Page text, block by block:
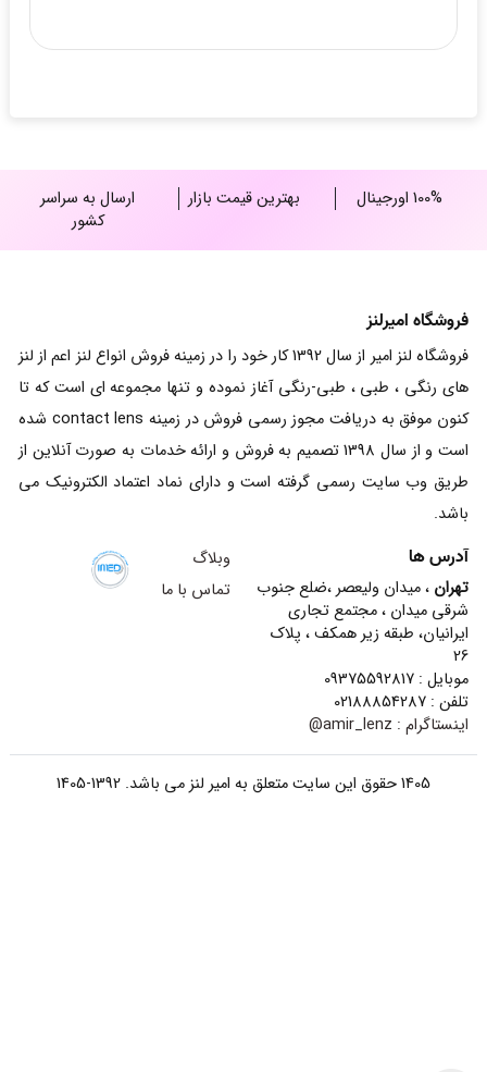
100% اورجینال بهترین قیمت بازار
ارسال به سراسر
کشور
فروشگاه امیرلنز
فروشگاه لنز امیر از سال 1392 کار خود را در زمینه فروش انواع لنز اعم از لنز
های رنگی ، طبی ، طبی-رنگی آغاز نموده و تنها مجموعه ای است که تا
کنون موفق به دریافت مجوز رسمی فروش در زمینه contact lens شده
است و از سال 1398 تصمیم به فروش و ارائه خدمات به صورت آنلاین از
طریق وب سایت رسمی گرفته است و دارای نماد اعتماد الکترونیک می
باشد.
آدرس ها
تهران ، میدان ولیعصر ،ضلع جنوب
شرقی میدان ، مجتمع تجاری
ایرانیان، طبقه زیر همکف ، پلاک
26
موبایل : 09375592817
تلفن : 02188854287
اینستاگرام : amir_lenz@
وبلاگ
تماس با ما
1405 حقوق این سایت متعلق به امیر لنز می باشد. 1392-1405